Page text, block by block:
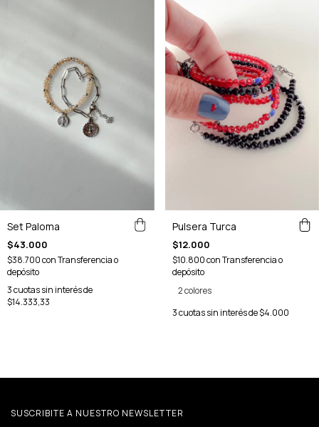
Set Paloma
$43.000
$38.700conTransferencia o
depósito
3cuotas sin interés de
$14.333,33
Pulsera Turca
$12.000
$10.800conTransferencia o
depósito
2 colores
3cuotas sin interés de$4.000
SUSCRIBITE A NUESTRO NEWSLETTER